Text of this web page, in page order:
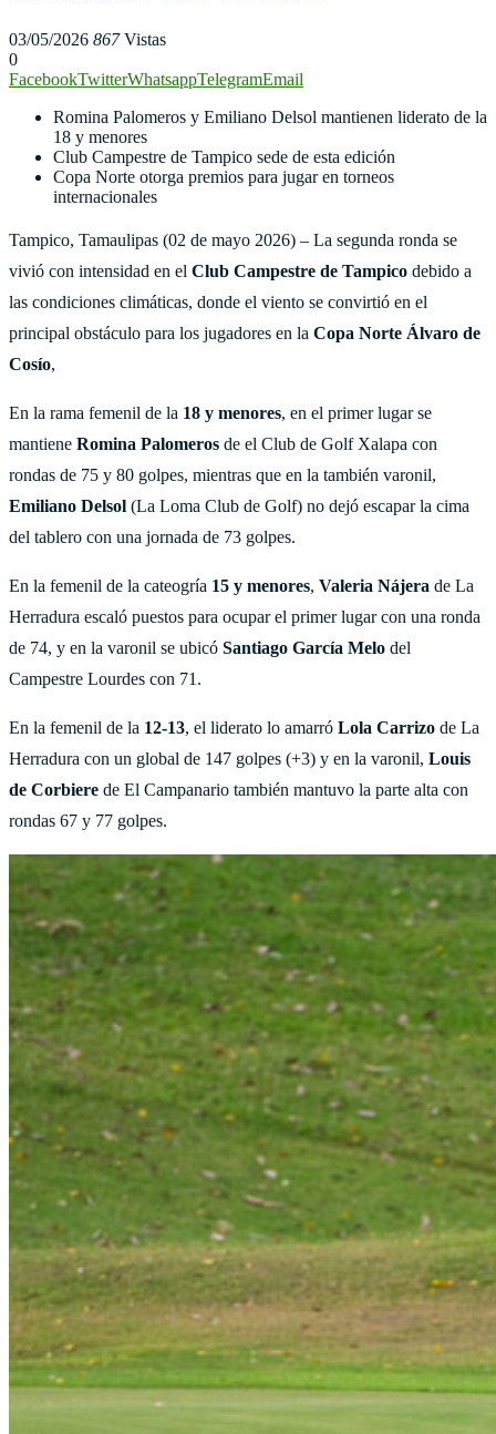
03/05/2026 867Vistas
0
FacebookTwitterWhatsappTelegramEmail
Romina Palomeros y Emiliano Delsol mantienen liderato de la
18 y menores
Club Campestre de Tampico sede de esta edición
Copa Norte otorga premios para jugar en torneos
internacionales
Tampico, Tamaulipas (02 de mayo 2026) – La segunda ronda se
vivió con intensidad en el Club Campestre de Tampico debido a
las condiciones climáticas, donde el viento se convirtió en el
principal obstáculo para los jugadores en la Copa Norte Álvaro de
Cosío,
En la rama femenil de la 18 y menores, en el primer lugar se
mantiene Romina Palomeros de el Club de Golf Xalapa con
rondas de 75 y 80 golpes, mientras que en la también varonil,
Emiliano Delsol (La Loma Club de Golf) no dejó escapar la cima
del tablero con una jornada de 73 golpes.
En la femenil de la cateogría 15 y menores, Valeria Nájera de La
Herradura escaló puestos para ocupar el primer lugar con una ronda
de 74, y en la varonil se ubicó Santiago García Melo del
Campestre Lourdes con 71.
En la femenil de la 12-13, el liderato lo amarró Lola Carrizo de La
Herradura con un global de 147 golpes (+3) y en la varonil, Louis
de Corbiere de El Campanario también mantuvo la parte alta con
rondas 67 y 77 golpes.